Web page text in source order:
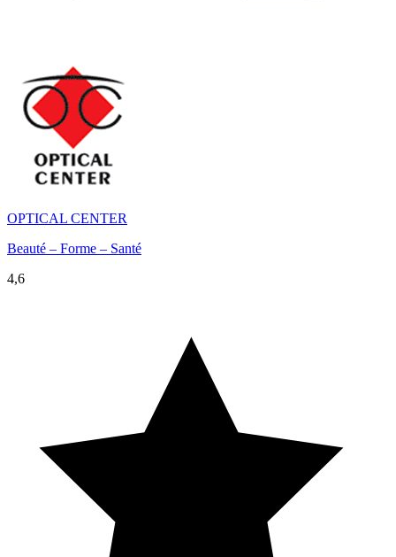
OPTICAL CENTER
Beauté – Forme – Santé
4,6